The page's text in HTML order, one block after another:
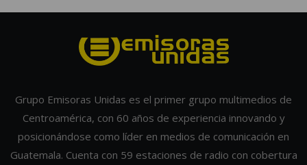
Grupo Emisoras Unidas es el primer grupo multimedios de
Centroamérica, con 60 años de experiencia innovando y
posicionándose como líder en medios de comunicación en
Guatemala. Cuenta con 59 estaciones de radio con cobertura